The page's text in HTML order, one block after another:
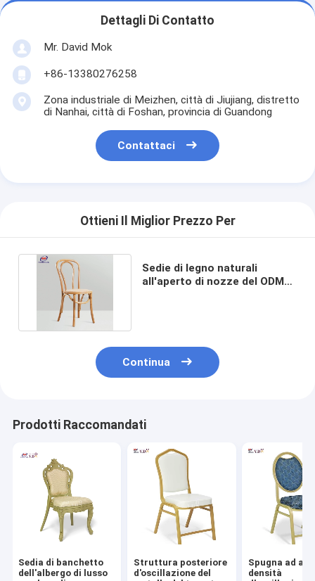
Dettagli Di Contatto
Mr. David Mok
+86-13380276258
Zona industriale di Meizhen, città di Jiujiang, distretto
di Nanhai, città di Foshan, provincia di Guandong
Contattaci
Ottieni Il Miglior Prezzo Per
Sedie di legno naturali
all'aperto di nozze del ODM
Continua
Prodotti Raccomandati
Sedia di banchetto
dell'albergo di lusso
Struttura posteriore
d'oscillazione del
Spugna ad
densità